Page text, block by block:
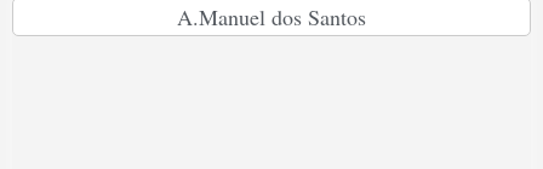
A.Manuel dos Santos